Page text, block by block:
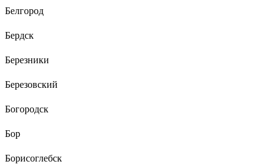
Белгород
Бердск
Березники
Березовский
Богородск
Бор
Борисоглебск